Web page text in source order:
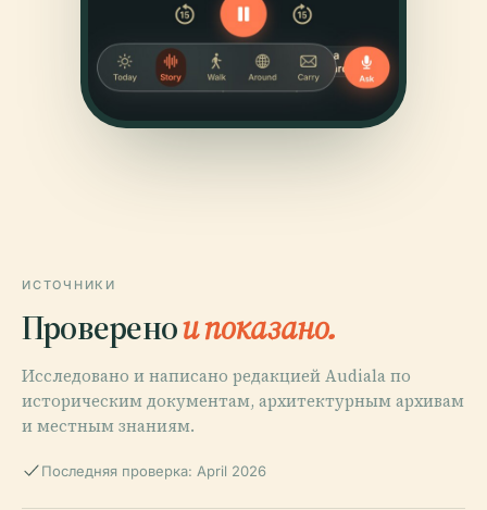
ИСТОЧНИКИ
Проверенои показано.
Исследовано и написано редакцией Audiala по
историческим документам, архитектурным архивам
и местным знаниям.
Последняя проверка: April 2026